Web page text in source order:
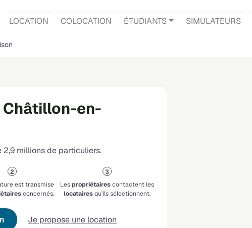
LOCATION COLOCATION ÉTUDIANTS SIMULATEURS
Châtillon-en-
millions de particuliers.
est transmise
concernés.
Lespropriétairescontactent les
locatairesqu'ils sélectionnent.
Je propose une location